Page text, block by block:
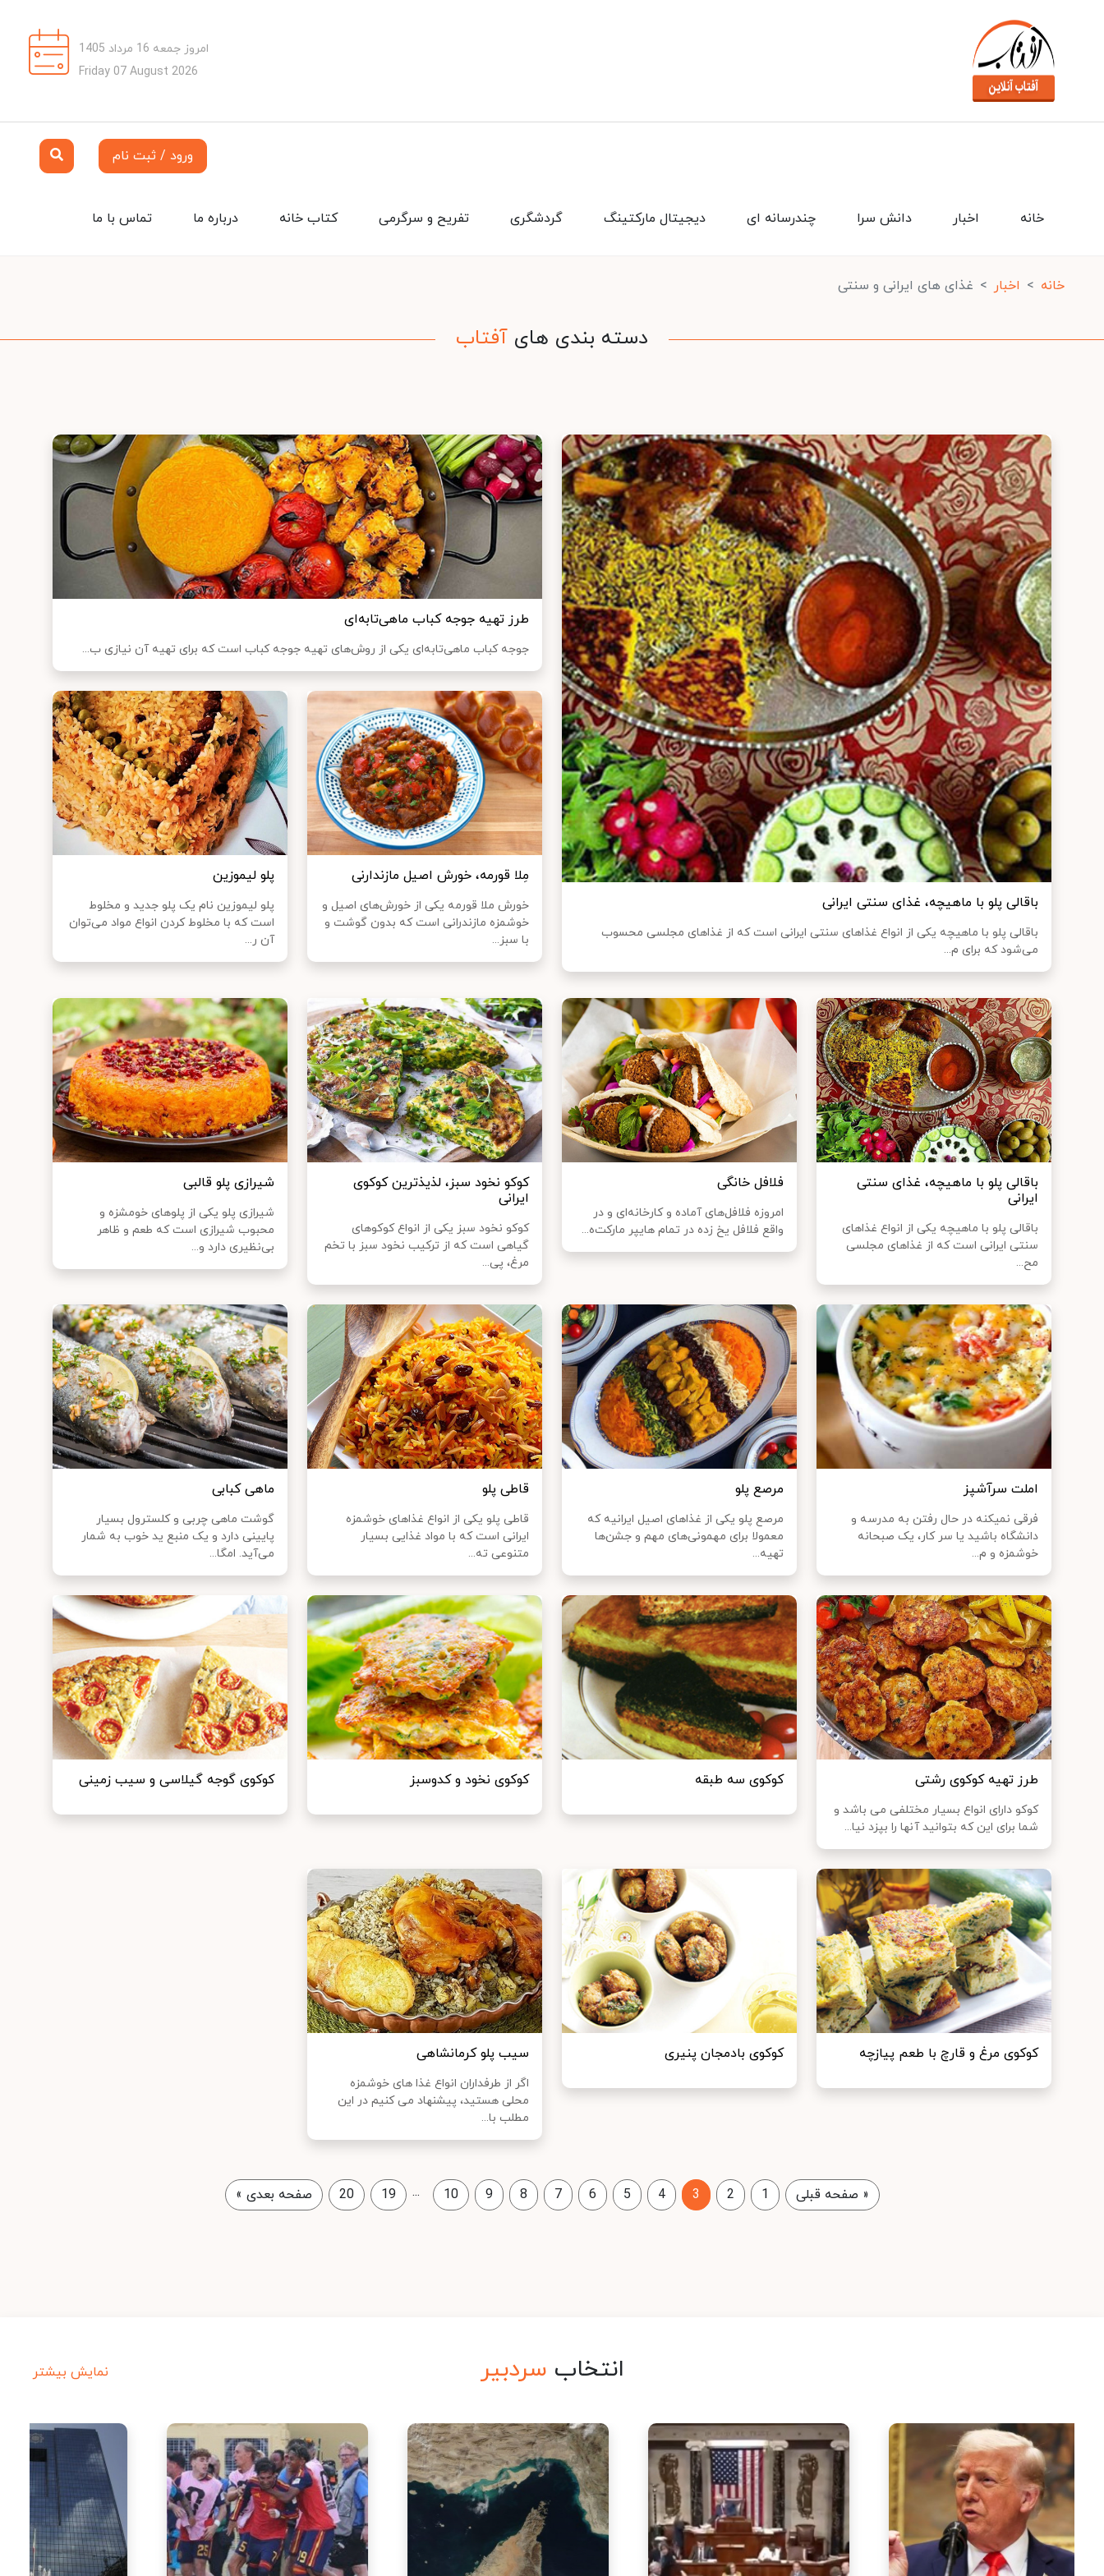
امروز جمعه 16 مرداد 1405
Friday 07 August 2026
ورود / ثبت نام
تماس با ما درباره ما کتاب خانه تفریح و سرگرمی گردشگری دیجیتال مارکتینگ چندرسانه ای دانش سرا اخبار خانه
خانه اخبار غذای های ایرانی و سنتی
دسته بندی های آفتاب
باقالی پلو با ماهیچه، غذای سنتی ایرانی
باقالی پلو با ماهیچه یکی از انواع غذا‌های سنتی ایرانی است که از غذا‌های مجلسی محسوب
می‌شود که برای م...
طرز تهیه جوجه کباب ماهی‌تابه‌ای
جوجه کباب ماهی‌تابه‌ای یکی از روش‌های تهیه جوجه کباب است که برای تهیه آن نیازی ب...
مِلا قورمه، خورش اصیل مازندارنی
خورش ملا قورمه یکی از خورش‌های اصیل و
خوشمزه مازندرانی است که بدون گوشت و
با سبز...
پلو لیموزین
پلو لیموزین نام یک پلو جدید و مخلوط
است که با مخلوط کردن انواع مواد می‌توان
آن ر...
باقالی پلو با ماهیچه، غذای سنتی
ایرانی
باقالی پلو با ماهیچه یکی از انواع غذا‌های
سنتی ایرانی است که از غذا‌های مجلسی
مح...
فلافل خانگی
امروزه فلافل‌های آماده و کارخانه‌ای و در
واقع فلافل یخ زده در تمام هایپر مارکت‌ه...
کوکو نخود سبز، لذیذترین کوکوی
ایرانی
کوکو نخود سبز یکی از انواع کوکوهای
گیاهی است که از ترکیب نخود سبز با تخم
مرغ، پی...
شیرازی پلو قالبی
شیرازی پلو یکی از پلوهای خومشزه و
محبوب شیرازی است که طعم و ظاهر
بی‌نظیری دارد و...
املت سرآشپز
فرقی نمیکنه در حال رفتن به مدرسه و
دانشگاه باشید یا سر کار، یک صبحانه
خوشمزه و م...
مرصع پلو
مرصع پلو یکی از غذا‌های اصیل ایرانیه که
معمولا برای مهمونی‌های مهم و جشن‌ها
تهیه...
قاطی پلو
قاطی پلو یکی از انواع غذا‌های خوشمزه
ایرانی است که با مواد غذایی بسیار
متنوعی ته...
ماهی کبابی
گوشت ماهی چربی و کلسترول بسیار
پایینی دارد و یک منبع ید خوب به شمار
می‌آید. امگا...
طرز تهیه کوکوی رشتی
کوکو دارای انواع بسیار مختلفی می باشد و
شما برای این که بتوانید آنها را بپزد نیا...
کوکوی سه طبقه کوکوی نخود و کدوسبز کوکوی گوجه گیلاسی و سیب زمینی
کوکوی مرغ و قارچ با طعم پیازچه کوکوی بادمجان پنیری سیب پلو کرمانشاهی
اگر از طرفداران انواع غذا های خوشمزه
محلی هستید، پیشنهاد می کنیم در این
مطلب با...
« صفحه قبلی 1
2
3
4
5
6
7
8
9
10
...
19
20 صفحه بعدی »
انتخاب سردبیر نمایش بیشتر